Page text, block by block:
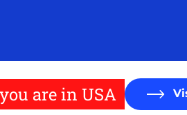
are in USA